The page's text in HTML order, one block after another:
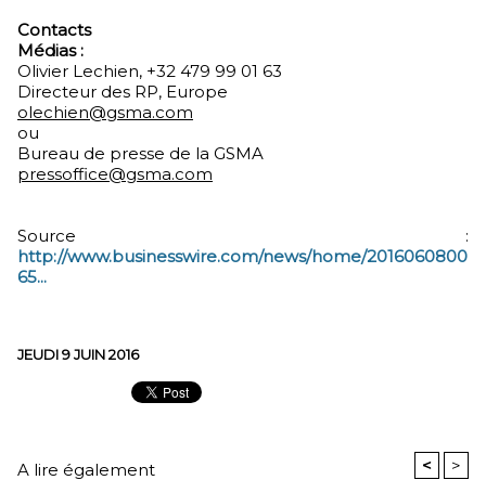
Contacts
Médias :
Olivier Lechien, +32 479 99 01 63
Directeur des RP, Europe
olechien@gsma.com
ou
Bureau de presse de la GSMA
pressoffice@gsma.com
Source :
http://www.businesswire.com/news/home/2016060800
65...
JEUDI 9 JUIN 2016
A lire également < >